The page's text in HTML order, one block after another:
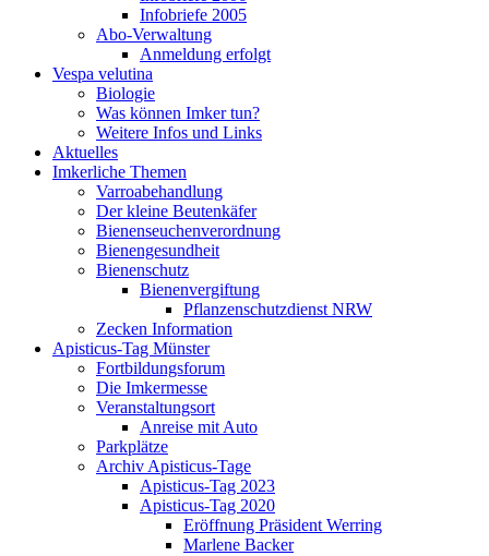
Infobriefe 2005
Abo-Verwaltung
Anmeldung erfolgt
Vespa velutina
Biologie
Was können Imker tun?
Weitere Infos und Links
Aktuelles
Imkerliche Themen
Varroabehandlung
Der kleine Beutenkäfer
Bienenseuchenverordnung
Bienengesundheit
Bienenschutz
Bienenvergiftung
Pflanzenschutzdienst NRW
Zecken Information
Apisticus-Tag Münster
Fortbildungsforum
Die Imkermesse
Veranstaltungsort
Anreise mit Auto
Parkplätze
Archiv Apisticus-Tage
Apisticus-Tag 2023
Apisticus-Tag 2020
Eröffnung Präsident Werring
Marlene Backer